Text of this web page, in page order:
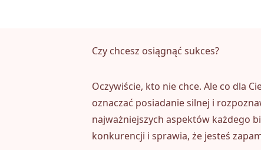
Czy chcesz osiągnąć sukces?
Oczywiście, kto nie chce. Ale co dla
oznaczać posiadanie silnej i
najważniejszych aspektów każdego
konkurencji i sprawia, że jesteś